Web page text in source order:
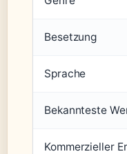
Besetzung
Sprache
Bekannteste
Kommerzieller